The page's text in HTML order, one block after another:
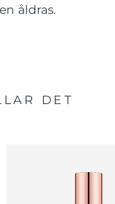
åldras.
DET